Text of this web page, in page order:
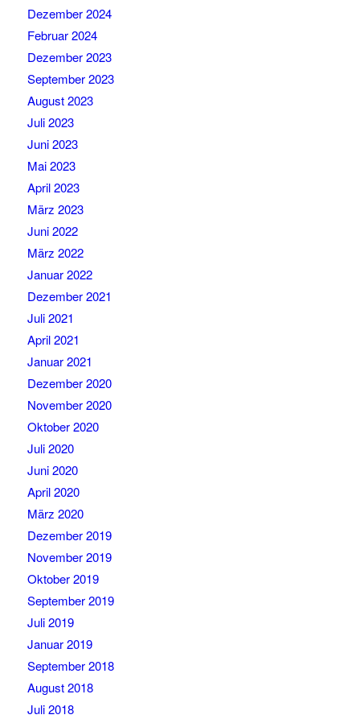
Dezember 2024
Februar 2024
Dezember 2023
September 2023
August 2023
Juli 2023
Juni 2023
Mai 2023
April 2023
März 2023
Juni 2022
März 2022
Januar 2022
Dezember 2021
Juli 2021
April 2021
Januar 2021
Dezember 2020
November 2020
Oktober 2020
Juli 2020
Juni 2020
April 2020
März 2020
Dezember 2019
November 2019
Oktober 2019
September 2019
Juli 2019
Januar 2019
September 2018
August 2018
Juli 2018